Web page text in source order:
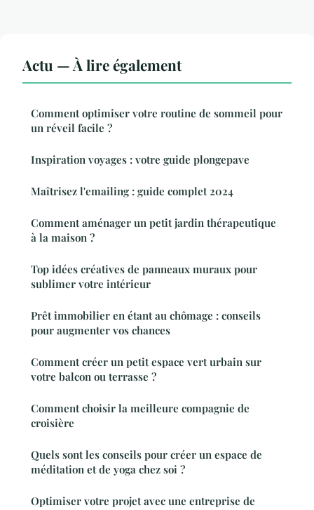
Actu — À lire également
Comment optimiser votre routine de sommeil pour
un réveil facile ?
Inspiration voyages : votre guide plongepave
Maîtrisez l'emailing : guide complet 2024
Comment aménager un petit jardin thérapeutique
à la maison ?
Top idées créatives de panneaux muraux pour
sublimer votre intérieur
Prêt immobilier en étant au chômage : conseils
pour augmenter vos chances
Comment créer un petit espace vert urbain sur
votre balcon ou terrasse ?
Comment choisir la meilleure compagnie de
croisière
Quels sont les conseils pour créer un espace de
méditation et de yoga chez soi ?
Optimiser votre projet avec une entreprise de